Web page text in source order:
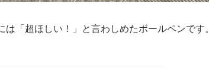
「超ほしい！」と言わしめたボールペンです。